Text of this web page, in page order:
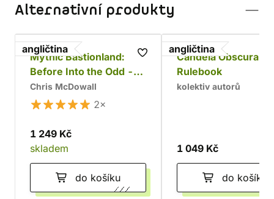
Alternativní produkty
angličtina
Mythic Bastionland:
Before Into the Odd -
Core Rulebook
Chris McDowall
2×
1 249 Kč
skladem
do košíku
angličtina
Candela Obscura
Rulebook
kolektiv autorů
1 049 Kč
do košíku